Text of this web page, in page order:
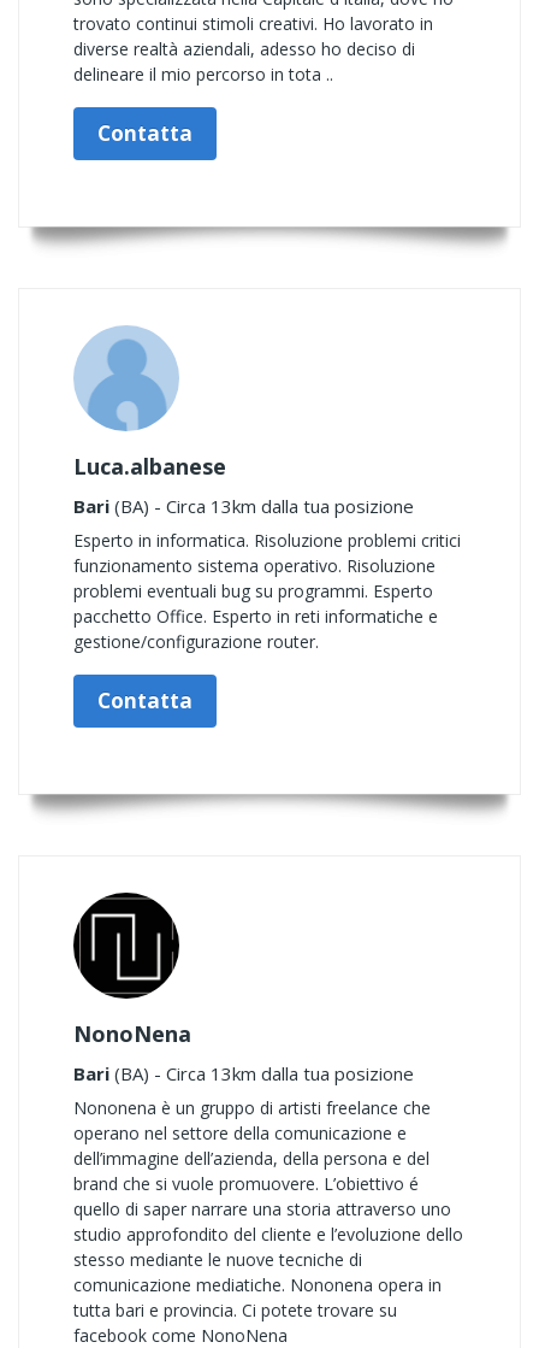
trovato continui stimoli creativi. Ho lavorato in
diverse realtà aziendali, adesso ho deciso di
delineare il mio percorso in tota ..
Contatta
Luca.albanese
Bari (BA) - Circa 13km dalla tua posizione
Esperto in informatica. Risoluzione problemi critici
funzionamento sistema operativo. Risoluzione
problemi eventuali bug su programmi. Esperto
pacchetto Office. Esperto in reti informatiche e
gestione/configurazione router.
Contatta
NonoNena
Bari (BA) - Circa 13km dalla tua posizione
Nononena è un gruppo di artisti freelance che
operano nel settore della comunicazione e
dell’immagine dell’azienda, della persona e del
brand che si vuole promuovere. L’obiettivo é
quello di saper narrare una storia attraverso uno
studio approfondito del cliente e l’evoluzione dello
stesso mediante le nuove tecniche di
comunicazione mediatiche. Nononena opera in
tutta bari e provincia. Ci potete trovare su
facebook come NonoNena